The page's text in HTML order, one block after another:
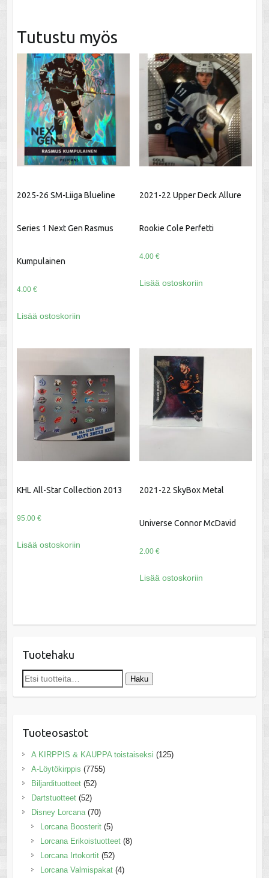
Tutustu myös
2025-26 SM-Liiga Blueline
Series 1 Next Gen Rasmus
Kumpulainen
4.00 €
Lisää ostoskoriin
2021-22 Upper Deck Allure
Rookie Cole Perfetti
4.00 €
Lisää ostoskoriin
KHL All-Star Collection 2013
95.00 €
Lisää ostoskoriin
2021-22 SkyBox Metal
Universe Connor McDavid
2.00 €
Lisää ostoskoriin
Tuotehaku
Etsi: Haku
Tuoteosastot
A KIRPPIS & KAUPPA toistaiseksi (125)
A-Löytökirppis (7755)
Biljardituotteet (52)
Dartstuotteet (52)
Disney Lorcana (70)
Lorcana Boosterit (5)
Lorcana Erikoistuotteet (8)
Lorcana Irtokortit (52)
Lorcana Valmispakat (4)